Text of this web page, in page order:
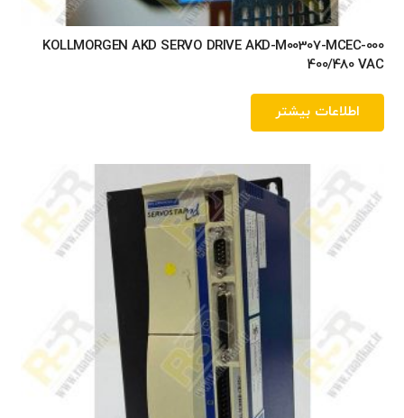
KOLLMORGEN AKD SERVO DRIVE AKD-M00307-MCEC-000
400/480 VAC
اطلاعات بیشتر